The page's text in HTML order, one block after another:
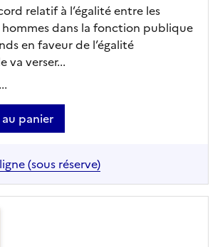
relatif à l’égalité entre les
hommes dans la fonction publique
en faveur de l’égalité
va verser...
panier
(sous réserve)